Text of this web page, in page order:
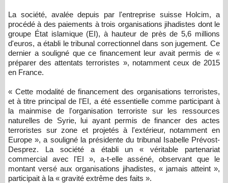
La société, avalée depuis par l'entreprise suisse Holcim, a
procédé à des paiements à trois organisations jihadistes dont le
groupe État islamique (EI), à hauteur de près de 5,6 millions
d'euros, a établi le tribunal correctionnel dans son jugement. Ce
dernier a souligné que ce financement leur avait permis de «
préparer des attentats terroristes », notamment ceux de 2015
en France.
« Cette modalité de financement des organisations terroristes,
et à titre principal de l'EI, a été essentielle comme participant à
la mainmise de l'organisation terroriste sur les ressources
naturelles de Syrie, lui ayant permis de financer des actes
terroristes sur zone et projetés à l'extérieur, notamment en
Europe », a souligné la présidente du tribunal Isabelle Prévost-
Desprez. La société a établi un « véritable partenariat
commercial avec l'EI », a-t-elle asséné, observant que le
montant versé aux organisations jihadistes, « jamais atteint »,
participait à la « gravité extrême des faits ».